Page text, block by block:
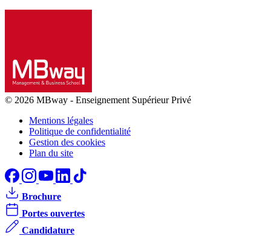
© 2026 MBway - Enseignement Supérieur Privé
Mentions légales
Politique de confidentialité
Gestion des cookies
Plan du site
Brochure
Portes ouvertes
Candidature